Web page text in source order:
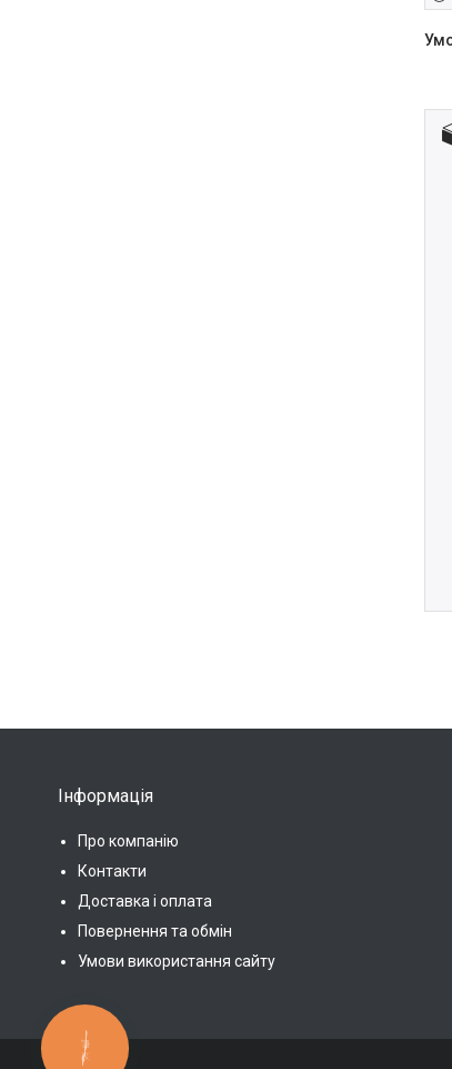
Інформація
Про компанію
Контакти
Доставка і оплата
Повернення та обмін
Умови використання сайту
КНОПКА
ЗВ'ЯЗКУ